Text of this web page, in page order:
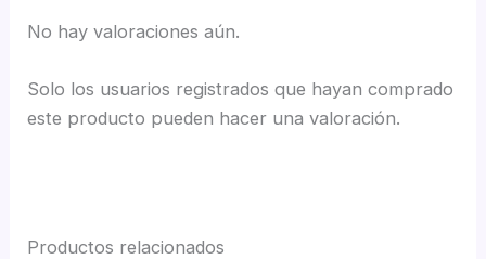
No hay valoraciones aún.
Solo los usuarios registrados que hayan comprado
este producto pueden hacer una valoración.
Productos relacionados